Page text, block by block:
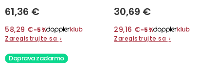
61,36 €
58,29 €−5%
Zaregistrujte sa ›
30,69 €
29,16 €−5%
Zaregistrujte sa ›
Doprava zadarmo